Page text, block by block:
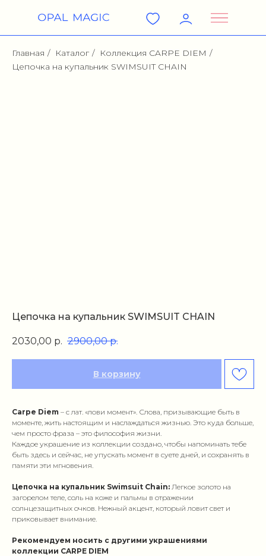
Главная / Каталог / Коллекция CARPE DIEM /
Цепочка на купальник SWIMSUIT CHAIN
Цепочка на купальник SWIMSUIT CHAIN
2030,00 р. 2900,00 р.
В корзину
Carpe Diem – с лат. «лови момент». Слова, призывающие быть в
моменте, жить настоящим и наслаждаться жизнью. Это куда больше,
чем просто фраза – это философия жизни.
Каждое украшение из коллекции создано, чтобы напоминать тебе
быть здесь и сейчас, не упускать момент в суете дней, и сохранять в
памяти эти мгновения.
Цепочка на купальник Swimsuit Chain: Легкое золото на
загорелом теле, соль на коже и пальмы в отражении
солнцезащитных очков. Нежный акцент, который ловит свет и
приковывает внимание.
Рекомендуем носить с другими украшениями
коллекции CARPE DIEM